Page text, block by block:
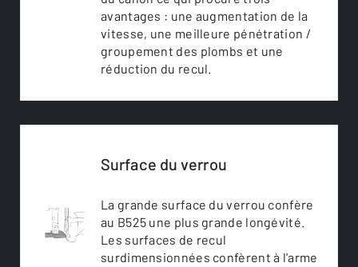
avantages : une augmentation de la
vitesse, une meilleure pénétration /
groupement des plombs et une
réduction du recul.
Surface du verrou
La grande surface du verrou confère
au B525 une plus grande longévité.
Les surfaces de recul
surdimensionnées confèrent à l'arme